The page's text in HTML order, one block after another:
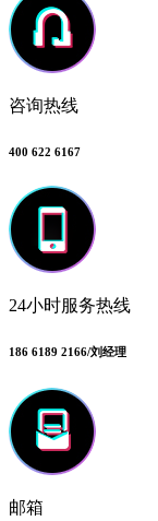
咨询热线
400 622 6167
24小时服务热线
186 6189 2166/刘经理
邮箱